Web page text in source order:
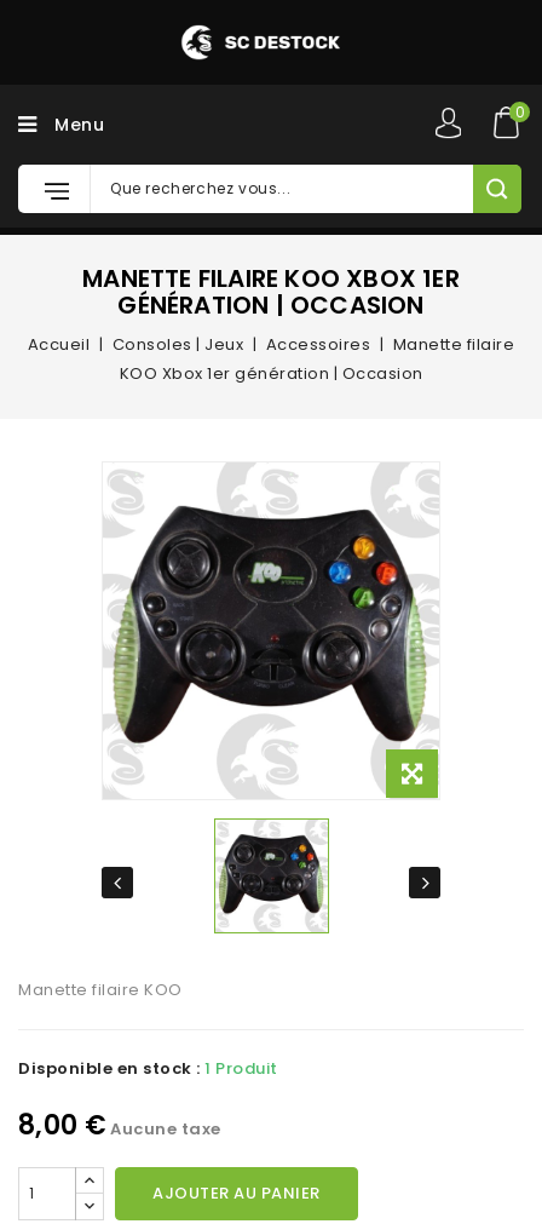
Menu
0
MANETTE FILAIRE KOO XBOX 1ER
GÉNÉRATION | OCCASION
Accueil Consoles | Jeux Accessoires
Manette filaire
KOO Xbox 1er génération | Occasion
Manette filaire KOO
Disponible en stock : 1 Produit
8,00 € Aucune taxe
AJOUTER AU PANIER